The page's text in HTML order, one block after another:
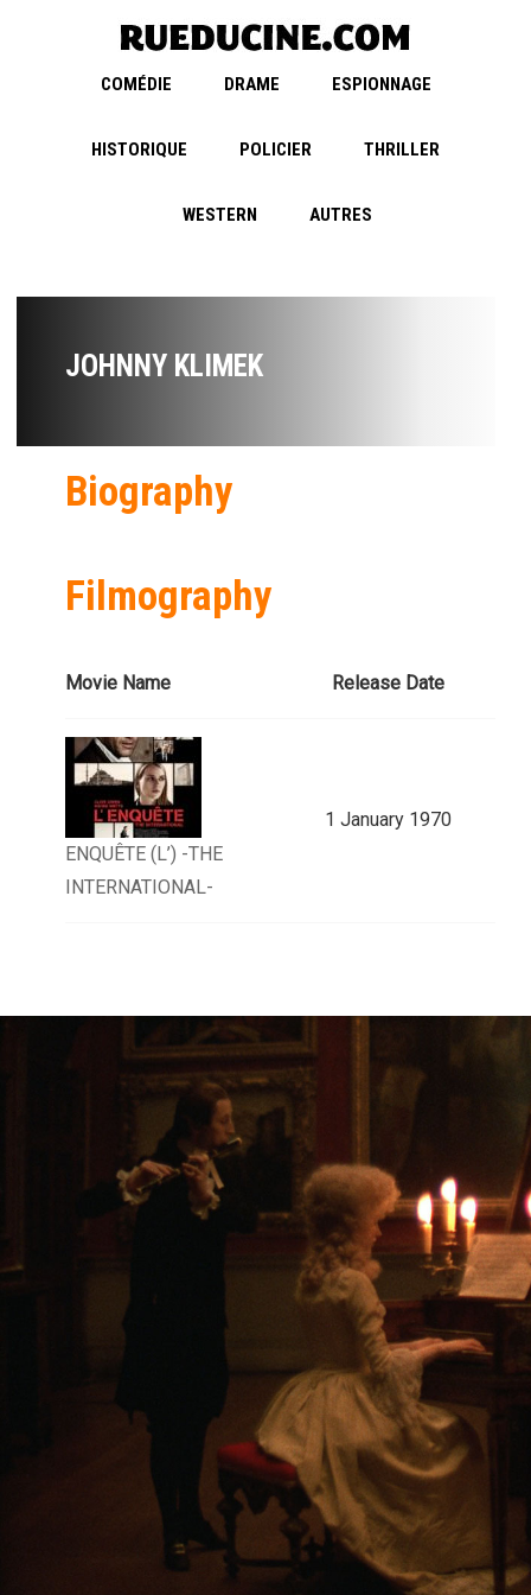
COMÉDIE DRAME ESPIONNAGE
HISTORIQUE POLICIER THRILLER
WESTERN AUTRES
JOHNNY KLIMEK
Biography
Filmography
Movie Name Release Date
ENQUÊTE (L’) -THE
INTERNATIONAL-
1 January 1970